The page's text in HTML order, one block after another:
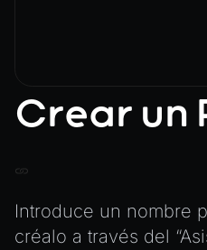
Crear un
Introduce un nombre
créalo a través del
Font
Mesh
MeshAttributeAccessor